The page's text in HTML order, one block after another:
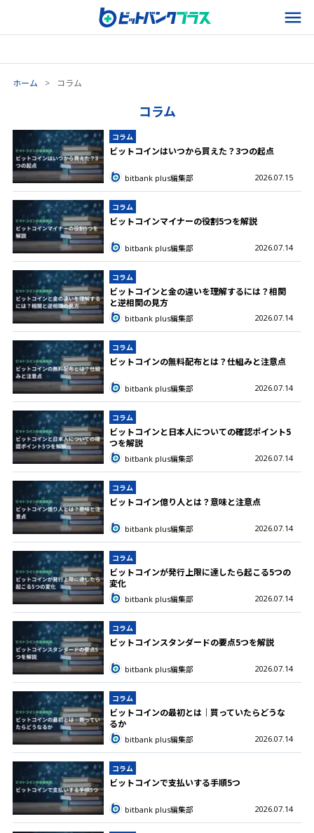
ホーム > コラム
コラム
コラム
ビットコインはいつから買えた？3つの起点
bitbank plus編集部 2026.07.15
コラム
ビットコインマイナーの役割5つを解説
bitbank plus編集部 2026.07.14
コラム
ビットコインと金の違いを理解するには？相関
と逆相関の見方
bitbank plus編集部 2026.07.14
コラム
ビットコインの無料配布とは？仕組みと注意点
bitbank plus編集部 2026.07.14
コラム
ビットコインと日本人についての確認ポイント5
つを解説
bitbank plus編集部 2026.07.14
コラム
ビットコイン億り人とは？意味と注意点
bitbank plus編集部 2026.07.14
コラム
ビットコインが発行上限に達したら起こる5つの
変化
bitbank plus編集部 2026.07.14
コラム
ビットコインスタンダードの要点5つを解説
bitbank plus編集部 2026.07.14
コラム
ビットコインの最初とは｜買っていたらどうな
るか
bitbank plus編集部 2026.07.14
コラム
ビットコインで支払いする手順5つ
bitbank plus編集部 2026.07.14